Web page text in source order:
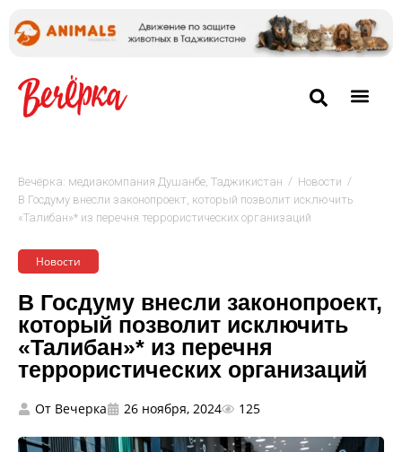
Вечёрка: медиакомпания Душанбе, Таджикистан / Новости /
В Госдуму внесли законопроект, который позволит исключить
«Талибан»* из перечня террористических организаций
Новости
В Госдуму внесли законопроект,
который позволит исключить
«Талибан»* из перечня
террористических организаций
От Вечерка 26 ноября, 2024 125